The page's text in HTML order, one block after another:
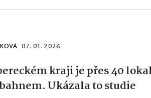
07. 01. 2026
kraji je přes 40
Ukázala to studie